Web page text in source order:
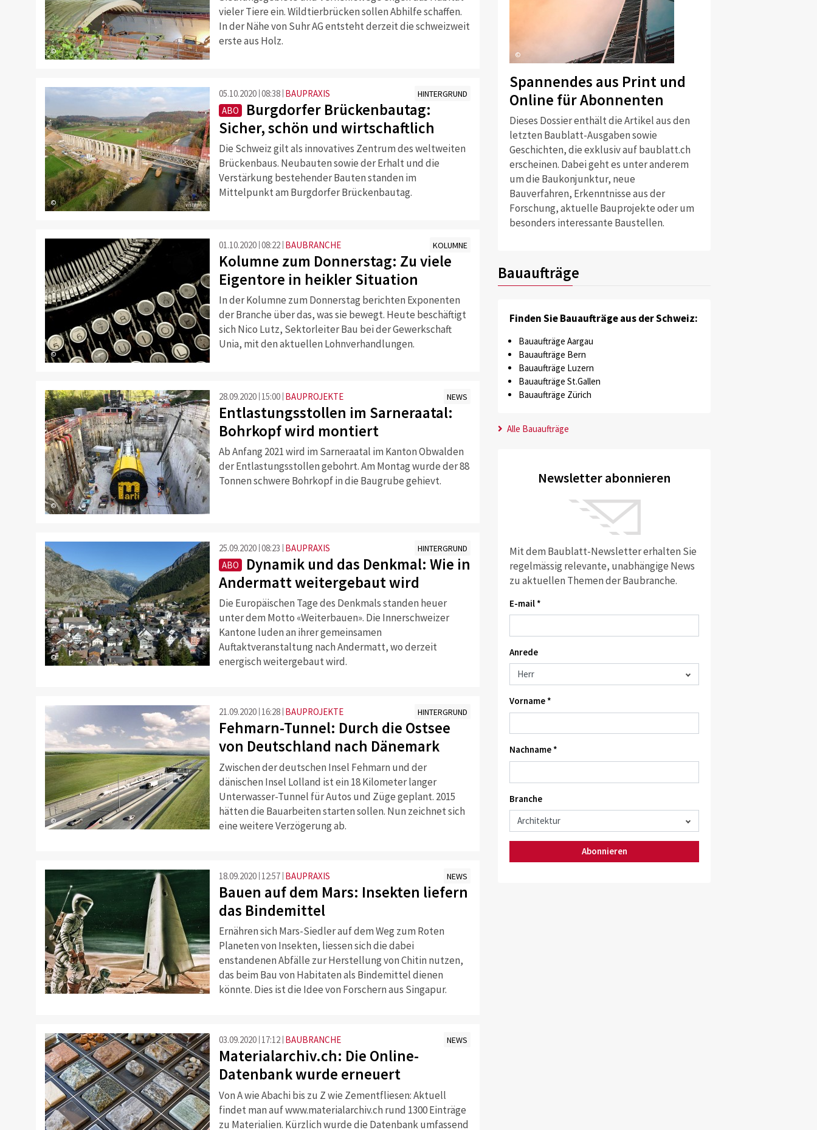
©
vieler Tiere ein. Wildtierbrücken sollen Abhilfe schaffen.
In der Nähe von Suhr AG entsteht derzeit die schweizweit
erste aus Holz.
©
05.10.2020 08:38 BAUPRAXIS HINTERGRUND
ABO
Burgdorfer Brückenbautag:
Sicher, schön und wirtschaftlich
Die Schweiz gilt als innovatives Zentrum des weltweiten
Brückenbaus. Neubauten sowie der Erhalt und die
Verstärkung bestehender Bauten standen im
Mittelpunkt am Burgdorfer Brückenbautag.
©
01.10.2020 08:22 BAUBRANCHE KOLUMNE
Kolumne zum Donnerstag: Zu viele
Eigentore in heikler Situation
In der Kolumne zum Donnerstag berichten Exponenten
der Branche über das, was sie bewegt. Heute beschäftigt
sich Nico Lutz, Sektorleiter Bau bei der Gewerkschaft
Unia, mit den aktuellen Lohnverhandlungen.
©
28.09.2020 15:00 BAUPROJEKTE NEWS
Entlastungsstollen im Sarneraatal:
Bohrkopf wird montiert
Ab Anfang 2021 wird im Sarneraatal im Kanton Obwalden
der Entlastungsstollen gebohrt. Am Montag wurde der 88
Tonnen schwere Bohrkopf in die Baugrube gehievt.
©
25.09.2020 08:23 BAUPRAXIS HINTERGRUND
ABO
Dynamik und das Denkmal: Wie in
Andermatt weitergebaut wird
Die Europäischen Tage des Denkmals standen heuer
unter dem Motto «Weiterbauen». Die Innerschweizer
Kantone luden an ihrer gemeinsamen
Auftaktveranstaltung nach Andermatt, wo derzeit
energisch weitergebaut wird.
©
21.09.2020 16:28 BAUPROJEKTE HINTERGRUND
Fehmarn-Tunnel: Durch die Ostsee
von Deutschland nach Dänemark
Zwischen der deutschen Insel Fehmarn und der
dänischen Insel Lolland ist ein 18 Kilometer langer
Unterwasser-Tunnel für Autos und Züge geplant. 2015
hätten die Bauarbeiten starten sollen. Nun zeichnet sich
eine weitere Verzögerung ab.
©
18.09.2020 12:57 BAUPRAXIS NEWS
Bauen auf dem Mars: Insekten liefern
das Bindemittel
Ernähren sich Mars-Siedler auf dem Weg zum Roten
Planeten von Insekten, liessen sich die dabei
enstandenen Abfälle zur Herstellung von Chitin nutzen,
das beim Bau von Habitaten als Bindemittel dienen
könnte. Dies ist die Idee von Forschern aus Singapur.
03.09.2020 17:12 BAUBRANCHE NEWS
Materialarchiv.ch: Die Online-
Datenbank wurde erneuert
Von A wie Abachi bis zu Z wie Zementfliesen: Aktuell
findet man auf www.materialarchiv.ch rund 1300 Einträge
zu Materialien. Kürzlich wurde die Datenbank umfassend
©
Spannendes aus Print und
Online für Abonnenten
Dieses Dossier enthält die Artikel aus den
letzten Baublatt-Ausgaben sowie
Geschichten, die exklusiv auf baublatt.ch
erscheinen. Dabei geht es unter anderem
um die Baukonjunktur, neue
Bauverfahren, Erkenntnisse aus der
Forschung, aktuelle Bauprojekte oder um
besonders interessante Baustellen.
Bauaufträge
Finden Sie Bauaufträge aus der Schweiz:
Bauaufträge Aargau
Bauaufträge Bern
Bauaufträge Luzern
Bauaufträge St.Gallen
Bauaufträge Zürich
Alle Bauaufträge
Newsletter abonnieren
Mit dem Baublatt-Newsletter erhalten Sie
regelmässig relevante, unabhängige News
zu aktuellen Themen der Baubranche.
E-mail *
Anrede
Vorname *
Nachname *
Branche
Abonnieren